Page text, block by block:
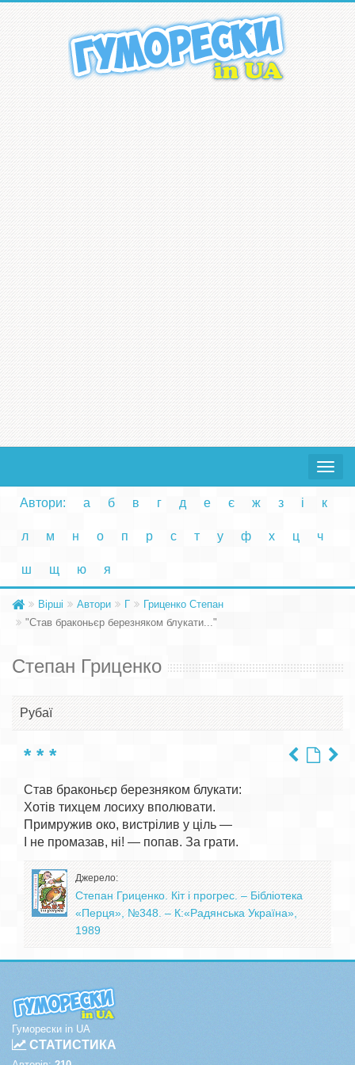
Toggle
Автори: а б в г д е є ж з і к
л м н о п р с т у ф х ц ч
ш щ ю я
Вірші Автори Г
Гриценко Степан
"Став браконьєр березняком блукати..."
Степан Гриценко
Рубаї
* * *
Став браконьєр березняком блукати:
Хотів тихцем лосиху вполювати.
Примружив око, вистрілив у ціль —
Джерело:
Степан Гриценко. Кіт і прогрес. – Бібліотека
«Перця», №348. – К:«Радянська Україна»,
1989
Гуморески in UA
СТАТИСТИКА